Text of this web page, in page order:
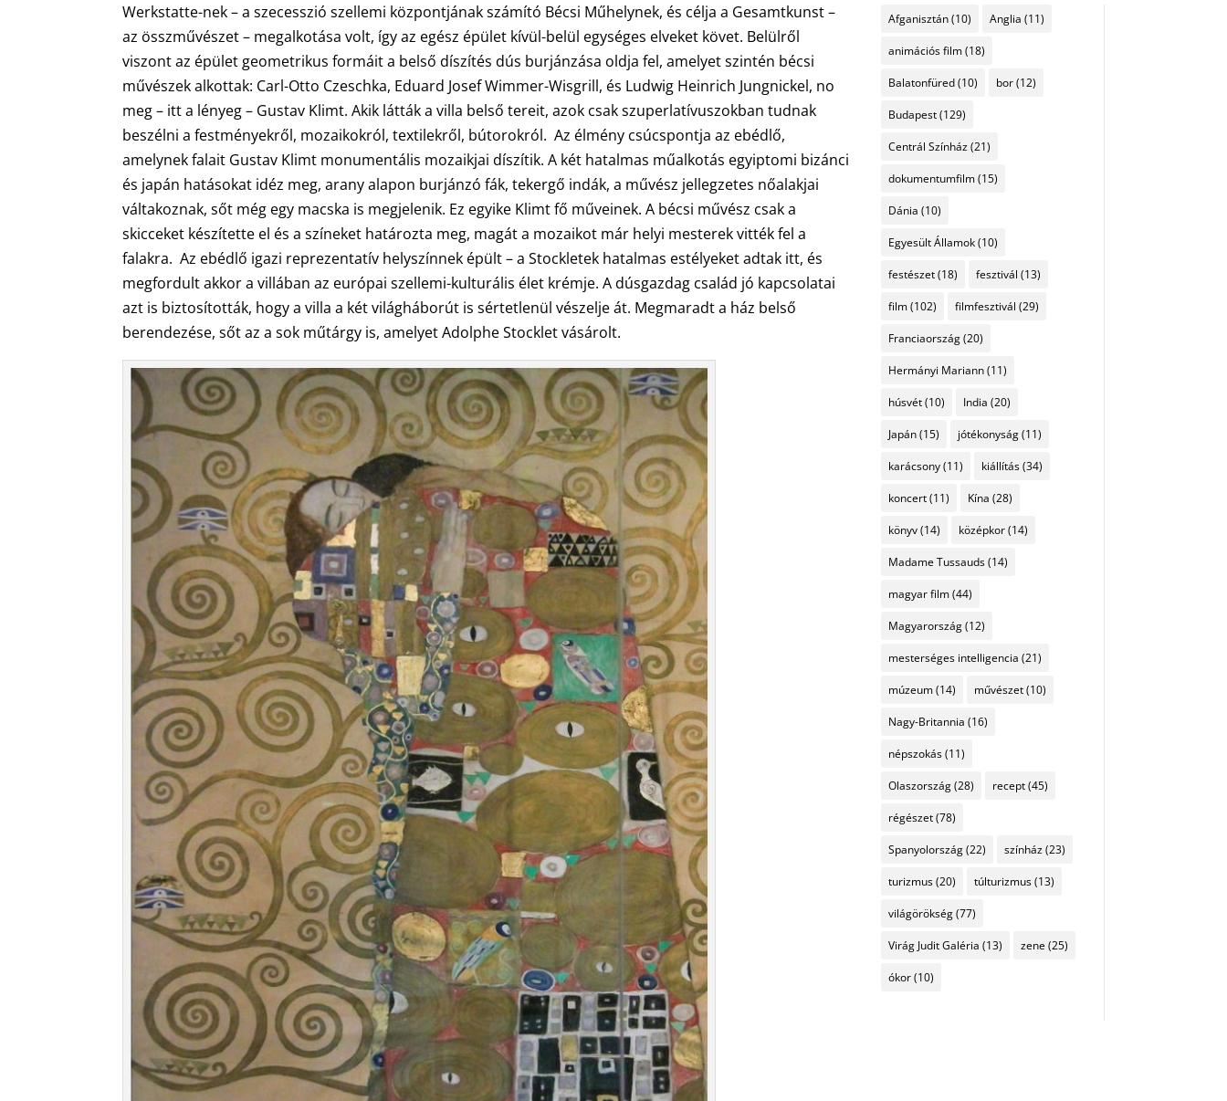
Werkstatte-nek – a szecesszió szellemi központjának számító Bécsi Műhelynek, és célja a Gesamtkunst –
az összművészet – megalkotása volt, így az egész épület kívül-belül egységes elveket követ. Belülről
viszont az épület geometrikus formáit a belső díszítés dús burjánzása oldja fel, amelyet szintén bécsi
művészek alkottak: Carl-Otto Czeschka, Eduard Josef Wimmer-Wisgrill, és Ludwig Heinrich Jungnickel, no
meg – itt a lényeg – Gustav Klimt. Akik látták a villa belső tereit, azok csak szuperlatívuszokban tudnak
beszélni a festményekről, mozaikokról, textilekről, bútorokról. Az élmény csúcspontja az ebédlő,
amelynek falait Gustav Klimt monumentális mozaikjai díszítik. A két hatalmas műalkotás egyiptomi bizánci
és japán hatásokat idéz meg, arany alapon burjánzó fák, tekergő indák, a művész jellegzetes nőalakjai
váltakoznak, sőt még egy macska is megjelenik. Ez egyike Klimt fő műveinek. A bécsi művész csak a
skicceket készítette el és a színeket határozta meg, magát a mozaikot már helyi mesterek vitték fel a
falakra. Az ebédlő igazi reprezentatív helyszínnek épült – a Stockletek hatalmas estélyeket adtak itt, és
megfordult akkor a villában az európai szellemi-kulturális élet krémje. A dúsgazdag család jó kapcsolatai
azt is biztosították, hogy a villa a két világháborút is sértetlenül vészelje át. Megmaradt a ház belső
berendezése, sőt az a sok műtárgy is, amelyet Adolphe Stocklet vásárolt.
Afganisztán(10) Anglia (11)
animációs film(18)
Balatonfüred(10) bor(12)
Budapest(129)
Centrál Színház(21)
dokumentumfilm(15)
Dánia (10)
Egyesült Államok(10)
festészet(18) fesztivál (13)
film(102) filmfesztivál (29)
Franciaország(20)
Hermányi Mariann(11)
húsvét(10) India (20)
Japán(15) jótékonyság(11)
karácsony(11) kiállítás(34)
koncert(11) Kína (28)
könyv(14) középkor(14)
Madame Tussauds(14)
magyar film(44)
Magyarország(12)
mesterséges intelligencia (21)
múzeum(14) művészet(10)
Nagy-Britannia (16)
népszokás(11)
Olaszország(28) recept(45)
régészet(78)
Spanyolország(22) színház(23)
turizmus(20) túlturizmus(13)
világörökség(77)
Virág Judit Galéria (13) zene (25)
ókor(10)